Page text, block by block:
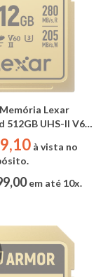
Lexar
512GB UHS-II V60
INOX / IP68 /
/ 5m Drop Proof /
370N )
à vista no
em até 10x.